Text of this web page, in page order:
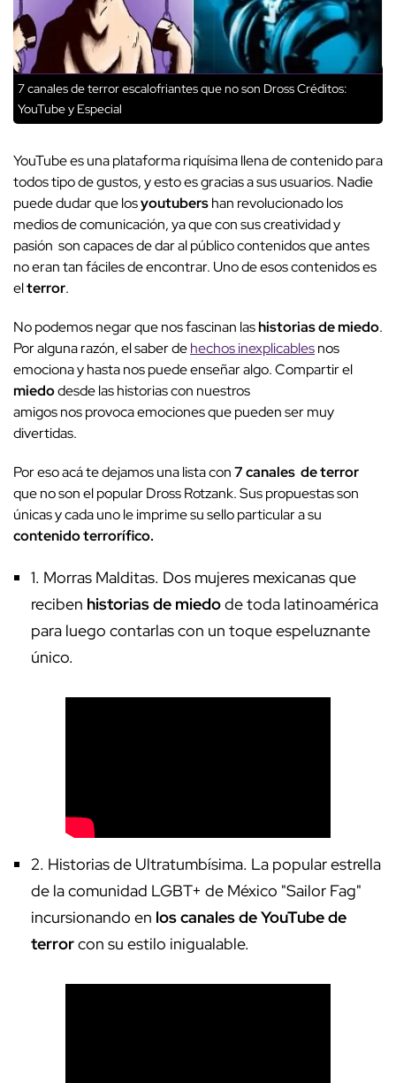
7 canales de terror escalofriantes que no son DrossCréditos:
YouTube y Especial
YouTube es una plataforma riquísima llena de contenido para
todos tipo de gustos, y esto es gracias a sus usuarios. Nadie
puede dudar que losyoutubershan revolucionado los
medios de comunicación, ya que con sus creatividad y
pasión son capaces de dar al público contenidos que antes
no eran tan fáciles de encontrar. Uno de esos contenidos es
elterror.
No podemos negar que nos fascinan lashistorias de miedo.
Por alguna razón, el saber dehechos inexplicablesnos
emociona y hasta nos puede enseñar algo. Compartir el
miedodesde las historias con nuestros
amigos nos provoca emociones que pueden ser muy
divertidas.
Por eso acá te dejamos una lista con7 canales de terror
que no son el popular Dross Rotzank. Sus propuestas son
únicas y cada uno le imprime su sello particular a su
contenido terrorífico.
1. Morras Malditas. Dos mujeres mexicanas que
reciben historias de miedode toda latinoamérica
para luego contarlas con un toque espeluznante
único.
2. Historias de Ultratumbísima. La popular estrella
de la comunidad LGBT+ de México "Sailor Fag"
incursionando en los canales de YouTube de
terrorcon su estilo inigualable.